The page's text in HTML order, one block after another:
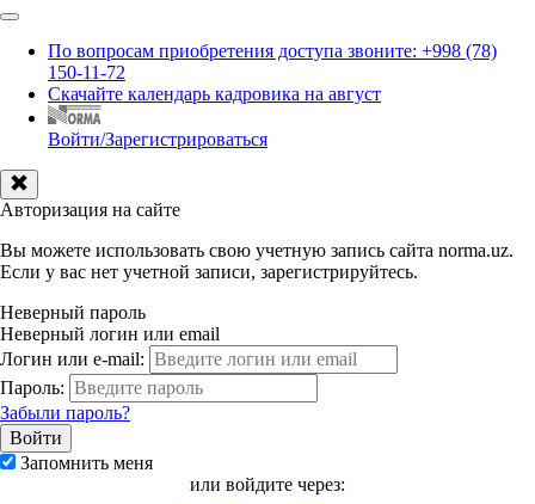
По вопросам приобретения доступа звоните: +998 (78)
150-11-72
Скачайте календарь кадровика на август
Войти/Зарегистрироваться
Авторизация на сайте
Вы можете использовать свою учетную запись сайта norma.uz.
Если у вас нет учетной записи, зарегистрируйтесь.
Неверный пароль
Неверный логин или email
Логин или e-mail:
Пароль:
Забыли пароль?
Запомнить меня
или войдите через: